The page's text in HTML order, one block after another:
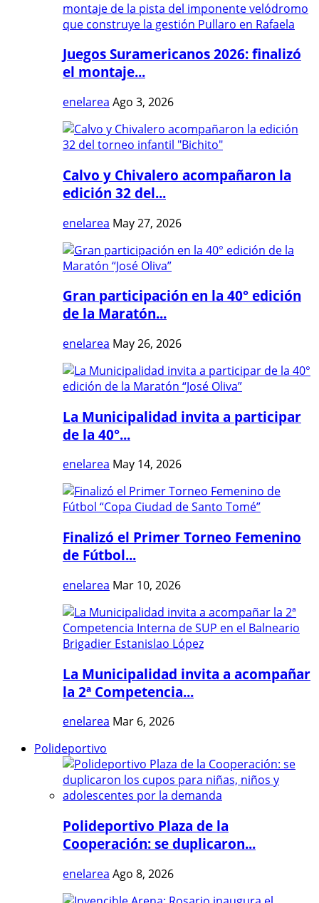
Juegos Suramericanos 2026: finalizó
el montaje...
enelarea Ago 3, 2026
Calvo y Chivalero acompañaron la
edición 32 del...
enelarea May 27, 2026
Gran participación en la 40° edición
de la Maratón...
enelarea May 26, 2026
La Municipalidad invita a participar
de la 40°...
enelarea May 14, 2026
Finalizó el Primer Torneo Femenino
de Fútbol...
enelarea Mar 10, 2026
La Municipalidad invita a acompañar
la 2ª Competencia...
enelarea Mar 6, 2026
Polideportivo
Polideportivo Plaza de la
Cooperación: se duplicaron...
enelarea Ago 8, 2026